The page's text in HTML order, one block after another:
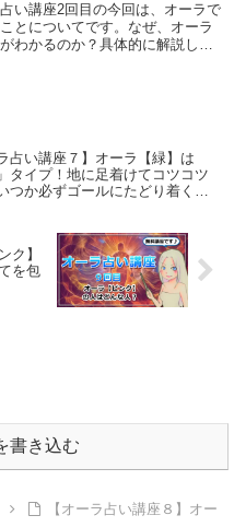
い講座2回目の今回は、オーラで
とについてです。なぜ、オーラ
わかるのか？具体的に解説して
占い講座７】オーラ【緑】は
タイプ！地に足着けてコツコツ
つか必ずゴールにたどり着くリ
ク】
を包
書き込む
【オーラ占い講座８】オー